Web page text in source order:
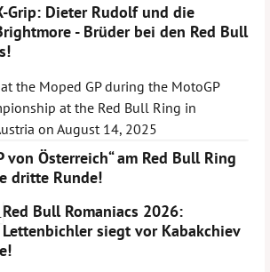
Grip: Dieter Rudolf und die
- Brüder bei den Red Bull
von Österreich“ am Red Bull Ring
dritte Runde!
Red Bull Romaniacs 2026:
Lettenbichler siegt vor Kabakchiev